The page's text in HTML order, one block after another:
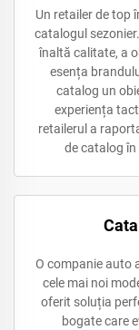
Un retailer de top
catalogul
înaltă calitate, a
esența
catalog un
experiența
retailerul a
de catalog
O companie auto
cele mai noi
oferit soluția
bogate care